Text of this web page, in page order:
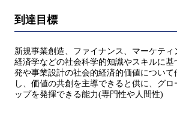
到達目標
新規事業創造、ファイナンス、マーケテ
経済学などの社会科学的知識やスキルに基
発や事業設計の社会的経済的価値について
し、価値の共創を主導できると供に、グ
ップを発揮できる能力(専門性や人間性)